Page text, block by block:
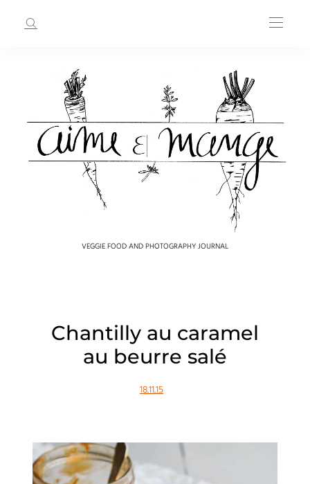
VEGGIE FOOD AND PHOTOGRAPHY JOURNAL
Chantilly au caramel
au beurre salé
18.11.15